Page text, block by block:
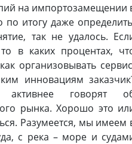
на импортозамещении
по итогу даже
так не удалось.
в каких процентах,
организовывать
инновациям
говорят
рынка. Хорошо это
Разумеется, мы имеем
с река – море и